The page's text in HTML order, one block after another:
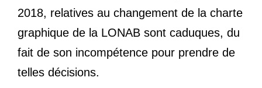
2018, relatives au changement de la charte
graphique de la LONAB sont caduques, du
fait de son incompétence pour prendre de
telles décisions.